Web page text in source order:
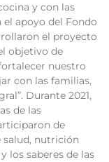
y con las
el apoyo del Fondo
el proyecto
objetivo de
nuestro
con las familias,
Durante 2021,
de las
de
salud, nutrición
los saberes de las